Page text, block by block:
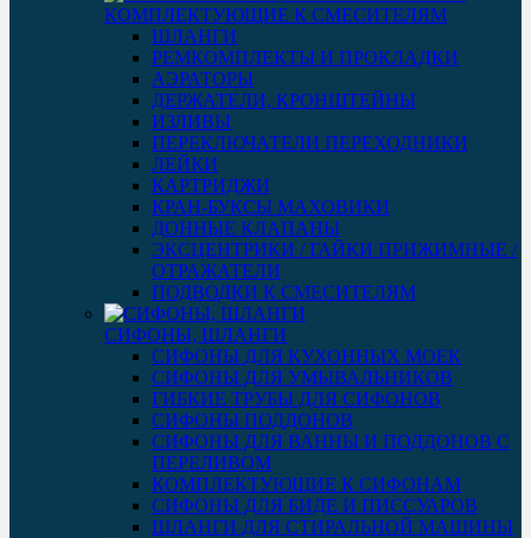
КОМПЛЕКТУЮЩИЕ К СМЕСИТЕЛЯМ
ШЛАНГИ
РЕМКОМПЛЕКТЫ И ПРОКЛАДКИ
АЭРАТОРЫ
ДЕРЖАТЕЛИ, КРОНШТЕЙНЫ
ИЗЛИВЫ
ПЕРЕКЛЮЧАТЕЛИ ПЕРЕХОДНИКИ
ЛЕЙКИ
КАРТРИДЖИ
КРАН-БУКСЫ МАХОВИКИ
ДОННЫЕ КЛАПАНЫ
ЭКСЦЕНТРИКИ / ГАЙКИ ПРИЖИМНЫЕ /
ОТРАЖАТЕЛИ
ПОДВОДКИ К СМЕСИТЕЛЯМ
СИФОНЫ, ШЛАНГИ
СИФОНЫ ДЛЯ КУХОННЫХ МОЕК
СИФОНЫ ДЛЯ УМЫВАЛЬНИКОВ
ГИБКИЕ ТРУБЫ ДЛЯ СИФОНОВ
СИФОНЫ ПОДДОНОВ
СИФОНЫ ДЛЯ ВАННЫ И ПОДДОНОВ С
ПЕРЕЛИВОМ
КОМПЛЕКТУЮЩИЕ К СИФОНАМ
СИФОНЫ ДЛЯ БИДЕ И ПИССУАРОВ
ШЛАНГИ ДЛЯ СТИРАЛЬНОЙ МАШИНЫ